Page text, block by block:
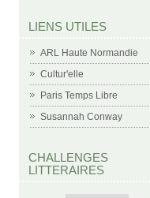
LIENS UTILES
ARL Haute Normandie
Cultur'elle
Paris Temps Libre
Susannah Conway
CHALLENGES
LITTERAIRES